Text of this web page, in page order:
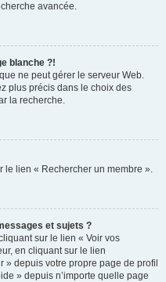
avancée.
blanche ?!
ne peut gérer le serveur Web.
plus précis dans le choix des
la recherche.
le lien « Rechercher un membre ».
et sujets ?
sur le lien « Voir vos
en cliquant sur le lien
» depuis votre propre page de profil
» depuis n’importe quelle page